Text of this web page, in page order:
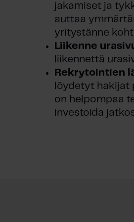
t
a
jakamiset ja
auttaa
yritystänne
Liikenne
liikennettä
Rekrytointien
löydetyt hakijat
on helpompaa
investoida